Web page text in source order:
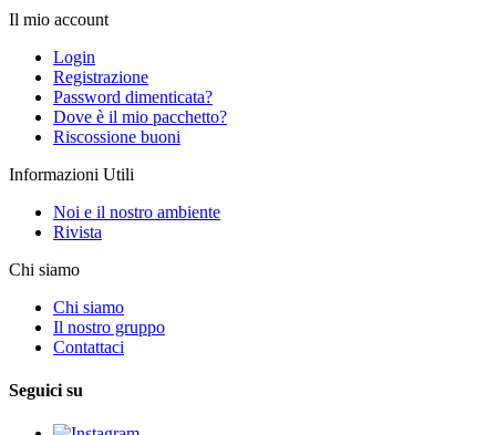
Il mio account
Login
Registrazione
Password dimenticata?
Dove è il mio pacchetto?
Riscossione buoni
Informazioni Utili
Noi e il nostro ambiente
Rivista
Chi siamo
Chi siamo
Il nostro gruppo
Contattaci
Seguici su